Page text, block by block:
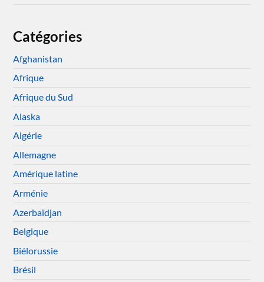
Catégories
Afghanistan
Afrique
Afrique du Sud
Alaska
Algérie
Allemagne
Amérique latine
Arménie
Azerbaïdjan
Belgique
Biélorussie
Brésil